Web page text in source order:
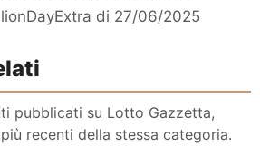
di 27/06/2025
pubblicati su Lotto Gazzetta,
recenti della stessa categoria.